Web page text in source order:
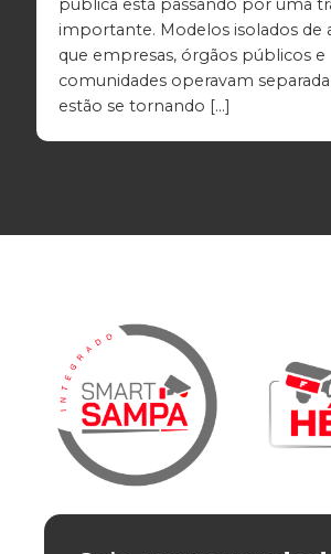
pública está passando por uma
importante. Modelos isolados de
que empresas, órgãos públicos e
comunidades operavam
estão se tornando […]